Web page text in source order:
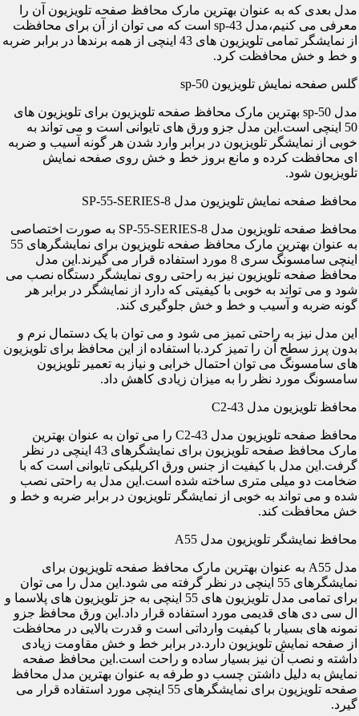
مدل بعدی که به عنوان بهترین مارک محافظ صفحه تلویزیون آن را
معرفی می کنیم،مدل sp-43 است که می توان از آن برای محافظت
از نمایشگر تمامی تلویزیون های 43 اینچی از همه برندها در برابر ضربه
و خط و خش محافظت کرد.
گلس صفحه نمایش تلویزیون sp-50
مدل sp-50 بهترین مارک محافظ صفحه تلویزیون برای تلویزیون های
50 اینچی است.این مدل جزو ورق های تایوانی است و می تواند به
خوبی از نمایشگر تلویزیون در برابر وارد شدن هر گونه آسیب و ضربه
ای محافظت کرده و مانع بروز خط و خش روی صفحه نمایش
تلویزیون شود.
محافظ صفحه نمایش تلویزیون مدل SP-55-SERIES-8
محافظ صفحه تلویزیون مدل SP-55-SERIES-8 به صورت اختصاصی
به عنوان بهترین مارک محافظ صفحه تلویزیون برای نمایشگرهای 55
اینچی سامسونگ سری 8 مورد استفاده قرار می گیرند.این مدل
محافظ صفحه تلویزیون نیز به راحتی روی نمایشگر دستگاه نصب می
شود و می تواند به خوبی با کیفیتی که دارد از نمایشگر در برابر هر
گونه ضربه و آسیب و خط و خش جلوگیری کند.
این مدل نیز به راحتی تمیز می شود و می توان با یک دستمال نرم و
بدون پرز سطح آن را تمیز کرد.با استفاده از این محافظ برای تلویزیون
های سامسونگ می توان احتمال خرابی و نیاز به تعمیر تلویزیون
سامسونگ مورد نظر را به میزان زیادی کاهش داد.
محافظ تلویزیون مدل C2-43
محافظ صفحه تلویزیون مدل C2-43 را می توان به عنوان بهترین
مارک محافظ صفحه تلویزیون برای نمایشگرهای 43 اینچی در نظر
گرفت.این مدل با کیفیت از جنس ورق اکریلیکی تایوانی است که با
ضخامت دو میلی متری ساخته شده است.این مدل به راحتی نصب
شده و می تواند به خوبی از نمایشگر تلویزیون در برابر ضربه و خط و
خش محافظت کند.
محافظ نمایشگر تلویزیون مدل A55
مدل A55 به عنوان بهترین مارک محافظ صفحه تلویزیون برای
نمایشگرهای 55 اینچی در نظر گرفته می شود.این مدل را می توان
برای تمامی مدل تلویزیون های 55 اینچی به جز تلویزیون های پلاسما و
ال سی دی های قدیمی مورد استفاده قرار داد.این ورق محافظ جزو
نمونه های بسیار با کیفیت وارداتی است و قدرت بالایی در محافظت
از صفحه نمایش تلویزیون دارد.در برابر خط و خش مقاومت زیادی
داشته و نصب آن نیز بسیار ساده و راحت است.این محافظ صفحه
نمایش به دلیل داشتن چسب دو طرفه به عنوان بهترین مدل محافظ
صفحه تلویزیون برای نمایشگرهای 55 اینچی مورد استفاده قرار می
گیرد.